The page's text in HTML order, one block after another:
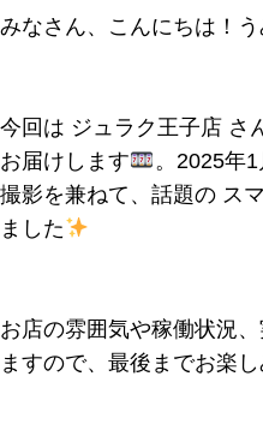
みなさん、こんにちは！
今回は ジュラク王子店 さ
お届けします
。2025年1
撮影を兼ねて、話題の ス
ました
お店の雰囲気や稼働状況
ますので、最後までお楽